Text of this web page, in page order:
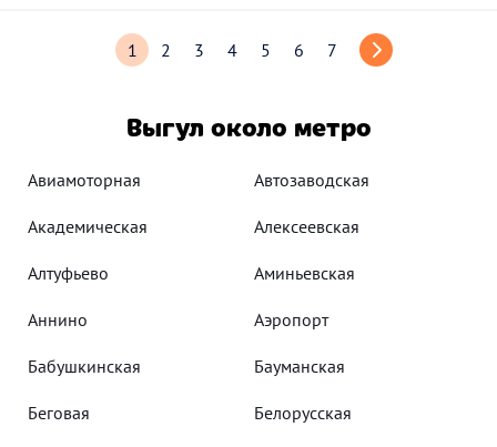
1 2 3 4 5 6 7
Выгул около метро
Авиамоторная Автозаводская
Академическая Алексеевская
Алтуфьево Аминьевская
Аннино Аэропорт
Бабушкинская Бауманская
Беговая Белорусская